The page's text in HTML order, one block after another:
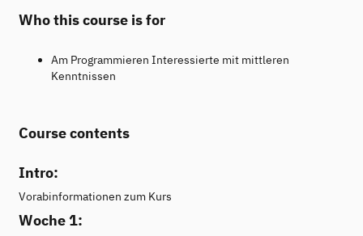
Who this course is for
Am Programmieren Interessierte mit mittleren
Kenntnissen
Course contents
Intro:
Vorabinformationen zum Kurs
Woche 1: